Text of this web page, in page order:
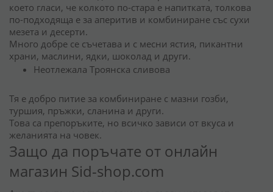
което гласи, че колкото по-стара е напитката, толкова
по-подходяща е за аперитив и комбиниране със сухи
мезета и десерти.
Много добре се съчетава и с месни ястия, пикантни
храни, маслини, ядки, шоколад и други.
Неотлежала Троянска сливова
Тя е добро питие за комбиниране с мазни гозби,
туршия, пръжки, сланина и други.
Това са препоръките, но всичко зависи от вкуса и
желанията на човек.
Защо да поръчате от онлайн
магазин Sid-shop.com